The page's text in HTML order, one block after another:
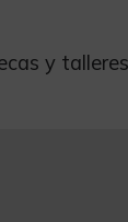
y talleres